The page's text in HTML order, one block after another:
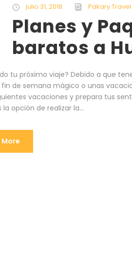
julio 31, 2018 Pakary Travel
Planes y
baratos a
tu próximo viaje? Debido a que
de semana mágico o unas
vacaciones y prepara tus
la opción de realizar la...
More